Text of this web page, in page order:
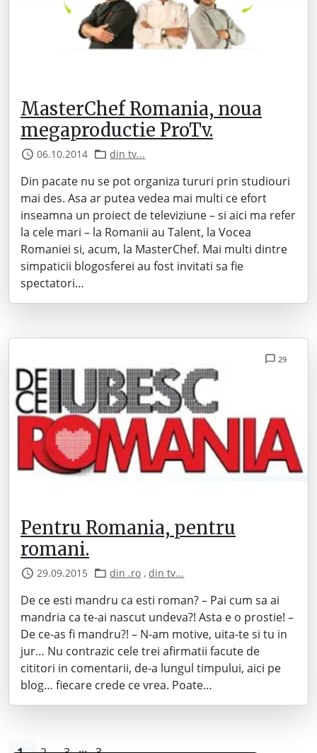
MasterChef Romania, noua
megaproductie ProTv.
06.10.2014 din tv...
Din pacate nu se pot organiza tururi prin studiouri
mai des. Asa ar putea vedea mai multi ce efort
inseamna un proiect de televiziune – si aici ma refer
la cele mari – la Romanii au Talent, la Vocea
Romaniei si, acum, la MasterChef. Mai multi dintre
simpaticii blogosferei au fost invitati sa fie
spectatori…
29
Pentru Romania, pentru
romani.
29.09.2015 din .ro ,din tv...
De ce esti mandru ca esti roman? – Pai cum sa ai
mandria ca te-ai nascut undeva?! Asta e o prostie! –
De ce-as fi mandru?! – N-am motive, uita-te si tu in
jur… Nu contrazic cele trei afirmatii facute de
cititori in comentarii, de-a lungul timpului, aici pe
blog… fiecare crede ce vrea. Poate…
...